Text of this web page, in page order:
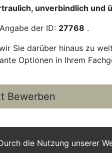
die Nutzung unserer
unverbindlich und
der ID: 27768 .
Sie darüber hinaus zu
Optionen in Ihrem
Bewerben